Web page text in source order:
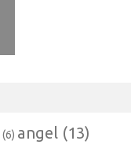
(6) angel (13)